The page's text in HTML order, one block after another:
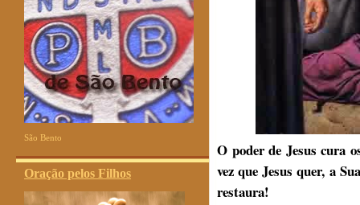
São Bento
Oração pelos Filhos
O poder de Jesus cura
vez que Jesus quer, a
restaura!